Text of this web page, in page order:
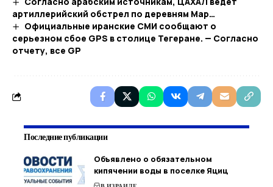
артиллерийский обстрел по деревням Мар…​
Официальные иранские СМИ сообщают о
серьезном сбое GPS в столице Тегеране. — Согласно
отчету, все GP
Последние публикации
Объявлено о обязательном
кипячении воды в поселке Яциц